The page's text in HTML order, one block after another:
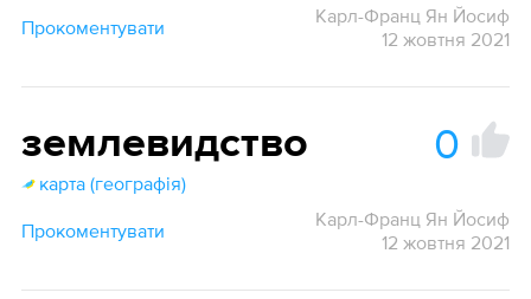
Прокоментувати
Карл-Франц Ян Йосиф
12 жовтня 2021
землевидство 0
карта (географія)
Прокоментувати
Карл-Франц Ян Йосиф
12 жовтня 2021